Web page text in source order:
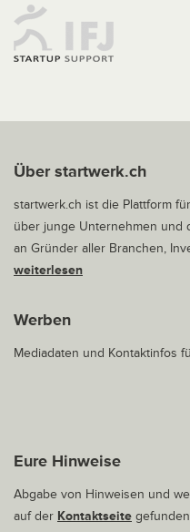
Über startwerk.ch
startwerk.ch ist die Plattform
über junge Unternehmen und
an Gründer aller Branchen,
weiterlesen
Werben
Mediadaten und Kontaktinfos
Eure Hinweise
Abgabe von Hinweisen und
auf der Kontaktseite